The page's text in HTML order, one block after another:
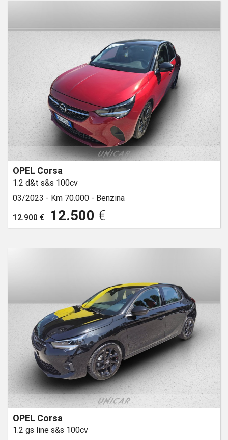
OPEL Corsa
1.2 d&t s&s 100cv
03/2023 - Km 70.000 - Benzina
12.900 €
12.500 €
OPEL Corsa
1.2 gs line s&s 100cv